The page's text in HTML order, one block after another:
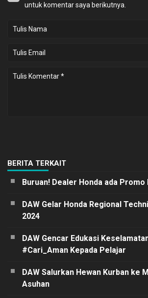
untuk komentar saya berikutnya.
BERITA TERKAIT
Buruan! Dealer Honda ada
DAW Gelar Honda Regional
2024
DAW Gencar Edukasi
#Cari_Aman Kepada Pelajar
DAW Salurkan Hewan Kurban ke
Asuhan